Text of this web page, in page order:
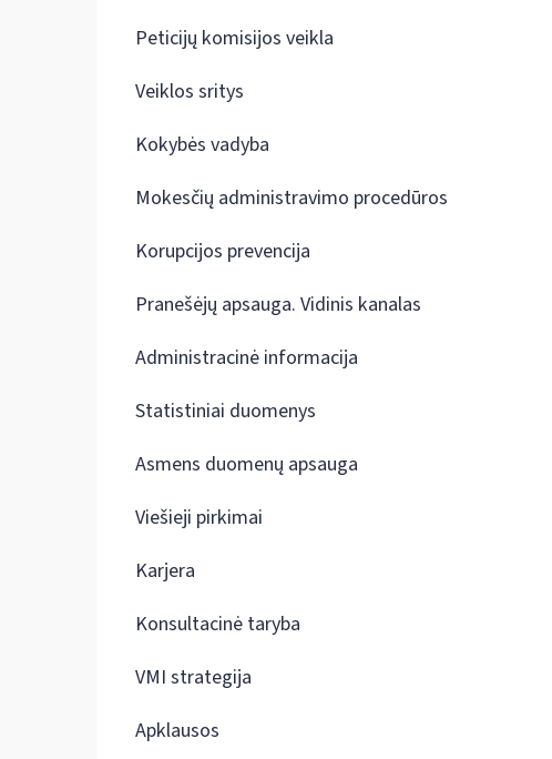
Peticijų komisijos veikla
Veiklos sritys
Kokybės vadyba
Mokesčių administravimo procedūros
Korupcijos prevencija
Pranešėjų apsauga. Vidinis kanalas
Administracinė informacija
Statistiniai duomenys
Asmens duomenų apsauga
Viešieji pirkimai
Karjera
Konsultacinė taryba
VMI strategija
Apklausos